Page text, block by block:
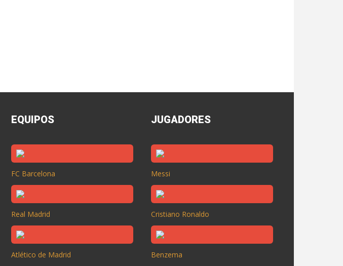
EQUIPOS
FC Barcelona
Real Madrid
Atlético de Madrid
JUGADORES
Messi
Cristiano Ronaldo
Benzema